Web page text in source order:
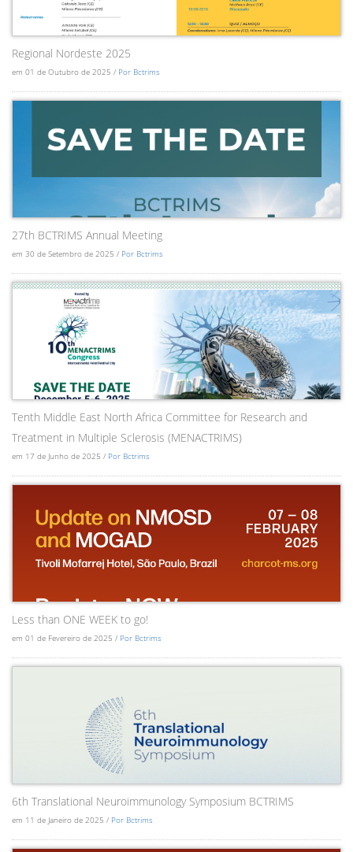
Regional Nordeste 2025
em 01 de Outubro de 2025 / Por Bctrims
27th BCTRIMS Annual Meeting
em 30 de Setembro de 2025 / Por Bctrims
Tenth Middle East North Africa Committee for Research and
Treatment in Multiple Sclerosis (MENACTRIMS)
em 17 de Junho de 2025 / Por Bctrims
Less than ONE WEEK to go!
em 01 de Fevereiro de 2025 / Por Bctrims
6th Translational Neuroimmunology Symposium BCTRIMS
em 11 de Janeiro de 2025 / Por Bctrims